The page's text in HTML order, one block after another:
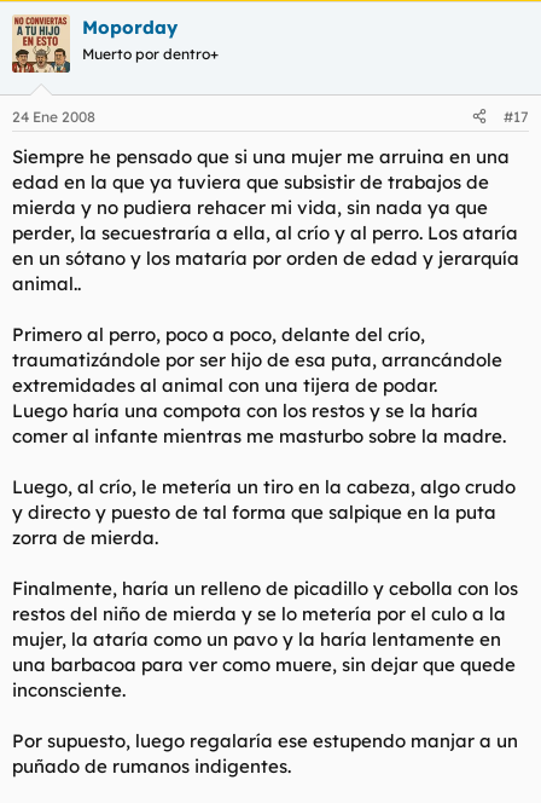
Moporday
Muerto por dentro+
24 Ene 2008 #17
Siempre he pensado que si una mujer me arruina en una
edad en la que ya tuviera que subsistir de trabajos de
mierda y no pudiera rehacer mi vida, sin nada ya que
perder, la secuestraría a ella, al crío y al perro. Los ataría
en un sótano y los mataría por orden de edad y jerarquía
animal..
Primero al perro, poco a poco, delante del crío,
traumatizándole por ser hijo de esa puta, arrancándole
extremidades al animal con una tijera de podar.
Luego haría una compota con los restos y se la haría
comer al infante mientras me masturbo sobre la madre.
Luego, al crío, le metería un tiro en la cabeza, algo crudo
y directo y puesto de tal forma que salpique en la puta
zorra de mierda.
Finalmente, haría un relleno de picadillo y cebolla con los
restos del niño de mierda y se lo metería por el culo a la
mujer, la ataría como un pavo y la haría lentamente en
una barbacoa para ver como muere, sin dejar que quede
inconsciente.
Por supuesto, luego regalaría ese estupendo manjar a un
puñado de rumanos indigentes.